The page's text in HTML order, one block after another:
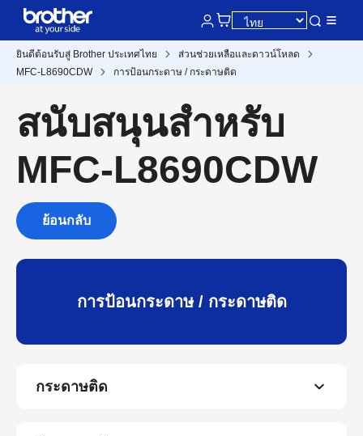
ยินดีต้อนรับสู่ Brother ประเทศไทย
ส่วนช่วยเหลือและดาวน์โหลด
MFC-L8690CDW
การป้อนกระดาษ / กระดาษติด
สนับสนุนสำหรับ
MFC-L8690CDW
ย้อนกลับ
การป้อนกระดาษ / กระดาษติด
กระดาษติด